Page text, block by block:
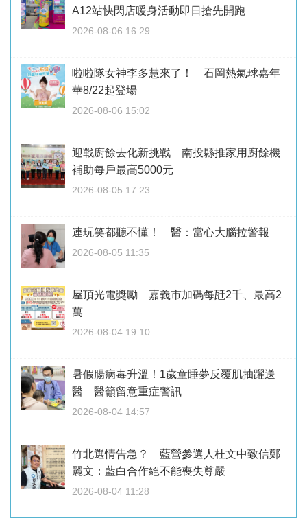
A12站快閃店暖身活動即日搶先開跑
2026-08-06 16:29
啦啦隊女神李多慧來了！ 石岡熱氣球嘉年
華8/22起登場
2026-08-06 15:02
迎戰廚餘去化新挑戰 南投縣推家用廚餘機
補助每戶最高5000元
2026-08-05 17:23
連玩笑都聽不懂！ 醫：當心大腦拉警報
2026-08-05 11:35
屋頂光電獎勵 嘉義市加碼每瓩2千、最高2
萬
2026-08-04 19:10
暑假腸病毒升溫！1歲童睡夢反覆肌抽躍送
醫 醫籲留意重症警訊
2026-08-04 14:57
竹北選情告急？ 藍營參選人杜文中致信鄭
麗文：藍白合作絕不能喪失尊嚴
2026-08-04 11:28